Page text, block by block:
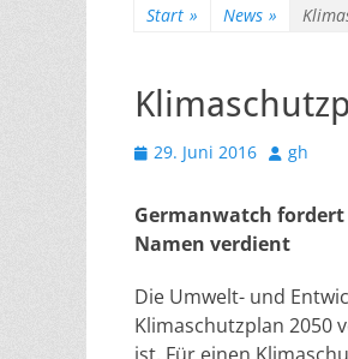
Start » News »
Veröffentlicht
29. Juni 2016 Autor
gh
Germanwatch
Namen verdient
Die Umwelt- und
Klimaschutzplan 2050